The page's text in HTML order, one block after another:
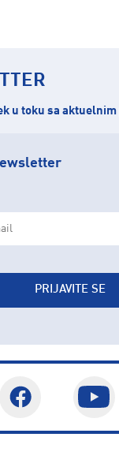
u toku sa
PRIJAVITE SE